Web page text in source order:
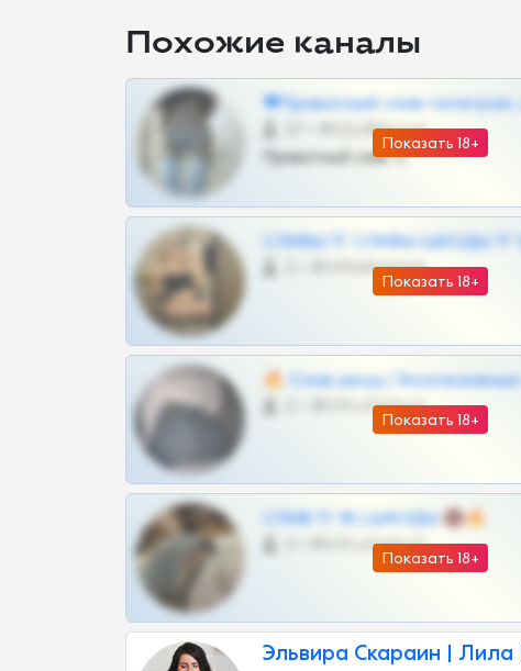
Похожие каналы
Показать 18+
❤Приватный слив
@SZu3ll3sCatt_bot
Приватный слив тг
Показать 18+
СЛИВЫ ТГ СЛИВЫ ШКОДЫ ТГ
@VIPARHIVS55BOT
Показать 18+
🔥 Слив шкод |
@OPLATAPODPSK1BOT
Показать 18+
СЛИВ ТГ 18 | ШКОДЫ 🔞🔥
@OPLATAPODPSK1BOT
Эльвира Скараин |